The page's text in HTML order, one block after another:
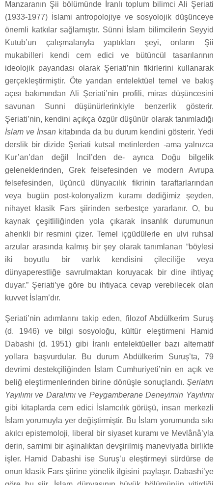
Manzaranın Şii bölümünde İranlı toplum bilimci Ali Şeriati
(1933-1977) İslami antropolojiye ve sosyolojik düşünceye
önemli katkılar sağlamıştır. Sünni İslam bilimcilerin Seyyid
Kutub’un çalışmalarıyla yaptıkları şeyi, onların Şii
mukabilleri kendi cem edici ve bütüncül tasarılarının
ideolojik payandası olarak Şeriati’nin fikirlerini kullanarak
gerçekleştirmiştir. Öte yandan entelektüel temel ve bakış
açısı bakımından Ali Şeriati’nin profili, miras düşüncesini
savunan Sunni düşünürlerinkiyle benzerlik gösterir.
Şeriati’nin, kendini açıkça özgür düşünür olarak tanımladığı
İslam ve İnsankitabında da bu durum kendini gösterir. Yedi
derslik bir dizide Şeriati kutsal metinlerden -ama yalnızca
Kur’an’dan değil İncil’den de- ayrıca Doğu bilgelik
geleneklerinden, Grek felsefesinden ve modern Avrupa
felsefesinden, üçüncü dünyacılık fikrinin taraftarlarından
veya bugün post-kolonyalizm kuramı dediğimiz şeyden,
nihayet klasik Fars şiirinden serbestçe yararlanır. O, bu
kaynak çeşitliliğinden yola çıkarak insanlık durumunun
ahenkli bir resmini çizer. Temel içgüdülerle en ulvi ruhsal
arzular arasında kalmış bir şey olarak tanımlanan “böylesi
iki boyutlu bir varlık kendisini çileciliğe veya
dünyaperestliğe savrulmaktan koruyacak bir dine ihtiyaç
duyar.” Şeriati’ye göre bu ihtiyaca cevap verebilecek olan
kuvvet İslam’dır.
Şeriati’nin adımlarını takip eden, filozof Abdülkerim Suruş
(d. 1946) ve bilgi sosyoloğu, kültür eleştirmeni Hamid
Dabashi (d. 1951) gibi İranlı entelektüeller bazı alternatif
yollara başvurdular. Bu durum Abdülkerim Suruş’ta, 79
devrimi destekçiliğinden İslam Cumhuriyeti’nin en açık ve
beliğ eleştirmenlerinden birine dönüşle sonuçlandı. Şeriatın
Yayılımı ve Daralımıve Peygamberane Deneyimin Yayılımı
gibi kitaplarda cem edici İslamcılık görüşü, insan merkezli
İslam yorumuyla yer değiştirmiştir. Bu İslam yorumunda sıkı
akılcı epistemoloji, liberal bir siyaset kuramı ve Mevlânâ’yla
derin, samimi bir aşinalıktan devşirilmiş maneviyatla birlikte
işler. Hamid Dabashi ise Suruş’u eleştirmeyi sürdürse de
onun klasik Fars şiirine yönelik ilgisini paylaşır. Dabashi’ye